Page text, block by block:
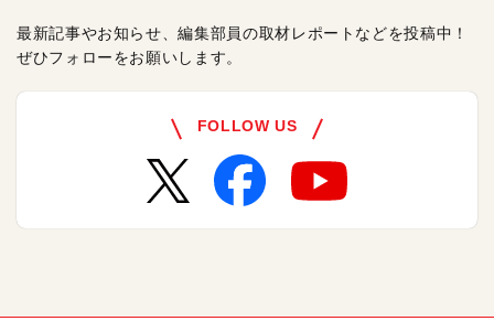
最新記事やお知らせ、編集部員の取材レポートなどを投稿中！
ぜひフォローをお願いします。
FOLLOW US